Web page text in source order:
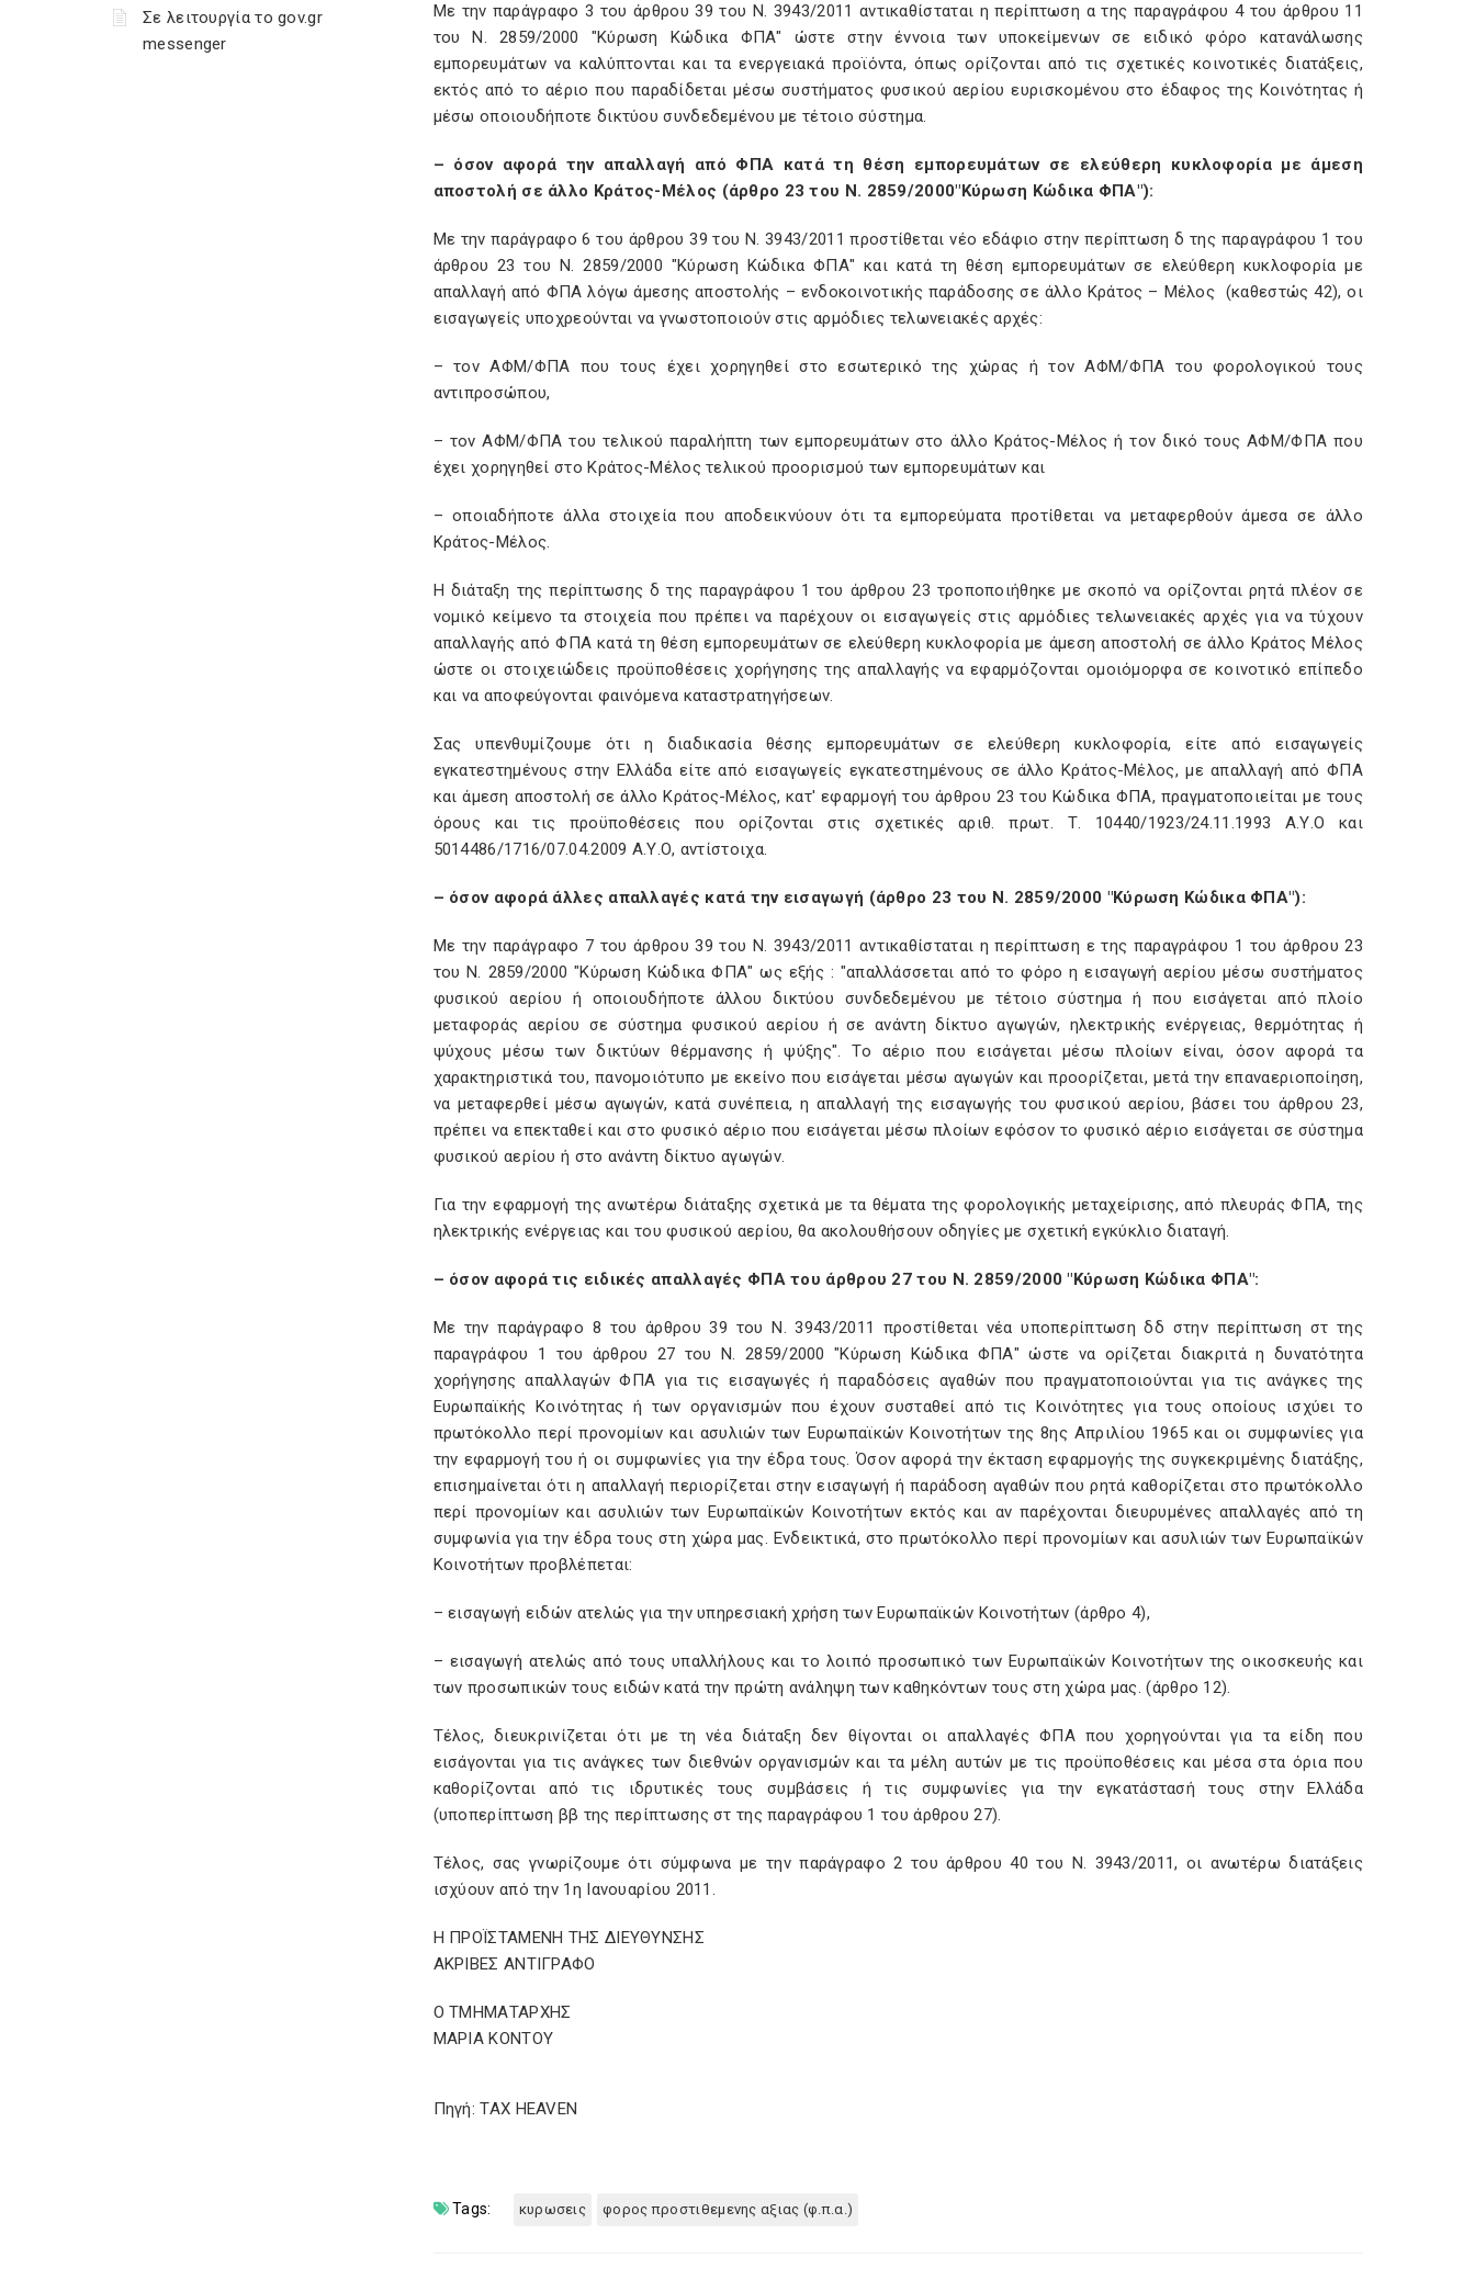
Σε λειτουργία το gov.gr
messenger
Με την παράγραφο 3 του άρθρου 39 του Ν. 3943/2011 αντικαθίσταται η περίπτωση α της παραγράφου 4 του άρθρου 11
του Ν. 2859/2000 "Κύρωση Κώδικα ΦΠΑ" ώστε στην έννοια των υποκείμενων σε ειδικό φόρο κατανάλωσης
εμπορευμάτων να καλύπτονται και τα ενεργειακά προϊόντα, όπως ορίζονται από τις σχετικές κοινοτικές διατάξεις,
εκτός από το αέριο που παραδίδεται μέσω συστήματος φυσικού αερίου ευρισκομένου στο έδαφος της Κοινότητας ή
μέσω οποιουδήποτε δικτύου συνδεδεμένου με τέτοιο σύστημα.
– όσον αφορά την απαλλαγή από ΦΠΑ κατά τη θέση εμπορευμάτων σε ελεύθερη κυκλοφορία με άμεση
αποστολή σε άλλο Κράτος-Μέλος (άρθρο 23 του Ν. 2859/2000"Κύρωση Κώδικα ΦΠΑ"):
Με την παράγραφο 6 του άρθρου 39 του Ν. 3943/2011 προστίθεται νέο εδάφιο στην περίπτωση δ της παραγράφου 1 του
άρθρου 23 του Ν. 2859/2000 "Κύρωση Κώδικα ΦΠΑ" και κατά τη θέση εμπορευμάτων σε ελεύθερη κυκλοφορία με
απαλλαγή από ΦΠΑ λόγω άμεσης αποστολής – ενδοκοινοτικής παράδοσης σε άλλο Κράτος – Μέλος (καθεστώς 42), οι
εισαγωγείς υποχρεούνται να γνωστοποιούν στις αρμόδιες τελωνειακές αρχές:
– τον ΑΦΜ/ΦΠΑ που τους έχει χορηγηθεί στο εσωτερικό της χώρας ή τον ΑΦΜ/ΦΠΑ του φορολογικού τους
αντιπροσώπου,
– τον ΑΦΜ/ΦΠΑ του τελικού παραλήπτη των εμπορευμάτων στο άλλο Κράτος-Μέλος ή τον δικό τους ΑΦΜ/ΦΠΑ που
έχει χορηγηθεί στο Κράτος-Μέλος τελικού προορισμού των εμπορευμάτων και
– οποιαδήποτε άλλα στοιχεία που αποδεικνύουν ότι τα εμπορεύματα προτίθεται να μεταφερθούν άμεσα σε άλλο
Κράτος-Μέλος.
Η διάταξη της περίπτωσης δ της παραγράφου 1 του άρθρου 23 τροποποιήθηκε με σκοπό να ορίζονται ρητά πλέον σε
νομικό κείμενο τα στοιχεία που πρέπει να παρέχουν οι εισαγωγείς στις αρμόδιες τελωνειακές αρχές για να τύχουν
απαλλαγής από ΦΠΑ κατά τη θέση εμπορευμάτων σε ελεύθερη κυκλοφορία με άμεση αποστολή σε άλλο Κράτος Μέλος
ώστε οι στοιχειώδεις προϋποθέσεις χορήγησης της απαλλαγής να εφαρμόζονται ομοιόμορφα σε κοινοτικό επίπεδο
και να αποφεύγονται φαινόμενα καταστρατηγήσεων.
Σας υπενθυμίζουμε ότι η διαδικασία θέσης εμπορευμάτων σε ελεύθερη κυκλοφορία, είτε από εισαγωγείς
εγκατεστημένους στην Ελλάδα είτε από εισαγωγείς εγκατεστημένους σε άλλο Κράτος-Μέλος, με απαλλαγή από ΦΠΑ
και άμεση αποστολή σε άλλο Κράτος-Μέλος, κατ' εφαρμογή του άρθρου 23 του Κώδικα ΦΠΑ, πραγματοποιείται με τους
όρους και τις προϋποθέσεις που ορίζονται στις σχετικές αριθ. πρωτ. Τ. 10440/1923/24.11.1993 Α.Υ.Ο και
5014486/1716/07.04.2009 Α.Υ.Ο, αντίστοιχα.
– όσον αφορά άλλες απαλλαγές κατά την εισαγωγή (άρθρο 23 του Ν. 2859/2000 "Κύρωση Κώδικα ΦΠΑ"):
Με την παράγραφο 7 του άρθρου 39 του Ν. 3943/2011 αντικαθίσταται η περίπτωση ε της παραγράφου 1 του άρθρου 23
του Ν. 2859/2000 "Κύρωση Κώδικα ΦΠΑ" ως εξής : "απαλλάσσεται από το φόρο η εισαγωγή αερίου μέσω συστήματος
φυσικού αερίου ή οποιουδήποτε άλλου δικτύου συνδεδεμένου με τέτοιο σύστημα ή που εισάγεται από πλοίο
μεταφοράς αερίου σε σύστημα φυσικού αερίου ή σε ανάντη δίκτυο αγωγών, ηλεκτρικής ενέργειας, θερμότητας ή
ψύχους μέσω των δικτύων θέρμανσης ή ψύξης". Το αέριο που εισάγεται μέσω πλοίων είναι, όσον αφορά τα
χαρακτηριστικά του, πανομοιότυπο με εκείνο που εισάγεται μέσω αγωγών και προορίζεται, μετά την επαναεριοποίηση,
να μεταφερθεί μέσω αγωγών, κατά συνέπεια, η απαλλαγή της εισαγωγής του φυσικού αερίου, βάσει του άρθρου 23,
πρέπει να επεκταθεί και στο φυσικό αέριο που εισάγεται μέσω πλοίων εφόσον το φυσικό αέριο εισάγεται σε σύστημα
φυσικού αερίου ή στο ανάντη δίκτυο αγωγών.
Για την εφαρμογή της ανωτέρω διάταξης σχετικά με τα θέματα της φορολογικής μεταχείρισης, από πλευράς ΦΠΑ, της
ηλεκτρικής ενέργειας και του φυσικού αερίου, θα ακολουθήσουν οδηγίες με σχετική εγκύκλιο διαταγή.
– όσον αφορά τις ειδικές απαλλαγές ΦΠΑ του άρθρου 27 του Ν. 2859/2000 "Κύρωση Κώδικα ΦΠΑ":
Με την παράγραφο 8 του άρθρου 39 του Ν. 3943/2011 προστίθεται νέα υποπερίπτωση δδ στην περίπτωση στ της
παραγράφου 1 του άρθρου 27 του Ν. 2859/2000 "Κύρωση Κώδικα ΦΠΑ" ώστε να ορίζεται διακριτά η δυνατότητα
χορήγησης απαλλαγών ΦΠΑ για τις εισαγωγές ή παραδόσεις αγαθών που πραγματοποιούνται για τις ανάγκες της
Ευρωπαϊκής Κοινότητας ή των οργανισμών που έχουν συσταθεί από τις Κοινότητες για τους οποίους ισχύει το
πρωτόκολλο περί προνομίων και ασυλιών των Ευρωπαϊκών Κοινοτήτων της 8ης Απριλίου 1965 και οι συμφωνίες για
την εφαρμογή του ή οι συμφωνίες για την έδρα τους. Όσον αφορά την έκταση εφαρμογής της συγκεκριμένης διατάξης,
επισημαίνεται ότι η απαλλαγή περιορίζεται στην εισαγωγή ή παράδοση αγαθών που ρητά καθορίζεται στο πρωτόκολλο
περί προνομίων και ασυλιών των Ευρωπαϊκών Κοινοτήτων εκτός και αν παρέχονται διευρυμένες απαλλαγές από τη
συμφωνία για την έδρα τους στη χώρα μας. Ενδεικτικά, στο πρωτόκολλο περί προνομίων και ασυλιών των Ευρωπαϊκών
Κοινοτήτων προβλέπεται:
– εισαγωγή ειδών ατελώς για την υπηρεσιακή χρήση των Ευρωπαϊκών Κοινοτήτων (άρθρο 4),
– εισαγωγή ατελώς από τους υπαλλήλους και το λοιπό προσωπικό των Ευρωπαϊκών Κοινοτήτων της οικοσκευής και
των προσωπικών τους ειδών κατά την πρώτη ανάληψη των καθηκόντων τους στη χώρα μας. (άρθρο 12).
Τέλος, διευκρινίζεται ότι με τη νέα διάταξη δεν θίγονται οι απαλλαγές ΦΠΑ που χορηγούνται για τα είδη που
εισάγονται για τις ανάγκες των διεθνών οργανισμών και τα μέλη αυτών με τις προϋποθέσεις και μέσα στα όρια που
καθορίζονται από τις ιδρυτικές τους συμβάσεις ή τις συμφωνίες για την εγκατάστασή τους στην Ελλάδα
(υποπερίπτωση ββ της περίπτωσης στ της παραγράφου 1 του άρθρου 27).
Τέλος, σας γνωρίζουμε ότι σύμφωνα με την παράγραφο 2 του άρθρου 40 του Ν. 3943/2011, οι ανωτέρω διατάξεις
ισχύουν από την 1η Ιανουαρίου 2011.
Η ΠΡΟΪΣΤΑΜΕΝΗ ΤΗΣ ΔΙΕΥΘΥΝΣΗΣ
ΑΚΡΙΒΕΣ ΑΝΤΙΓΡΑΦΟ
Ο ΤΜΗΜΑΤΑΡΧΗΣ
ΜΑΡΙΑ ΚΟΝΤΟΥ
Πηγή: TAX HEAVEN
Tags: κυρωσεις φορος προστιθεμενης αξιας (φ.π.α.)